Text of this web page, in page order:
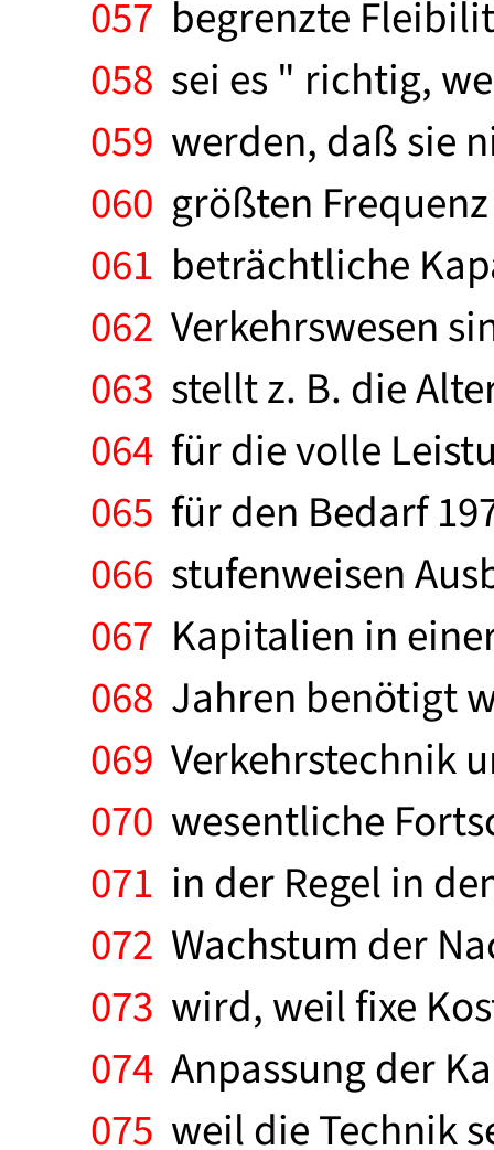
057 begrenzte
058 sei es " richtig,
059 werden, daß sie
060 größten
061 beträchtliche
062 Verkehrswesen
063 stellt z. B. die
064 für die volle
065 für den Bedarf
066 stufenweisen
067 Kapitalien in
068 Jahren benötigt
069 Verkehrstechnik
070 wesentliche
071 in der Regel in
072 Wachstum der
073 wird, weil fixe
074 Anpassung der
075 weil die Technik